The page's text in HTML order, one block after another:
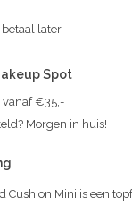
betaal later
Spot
vanaf €35,-
Morgen in huis!
Cushion Mini is een